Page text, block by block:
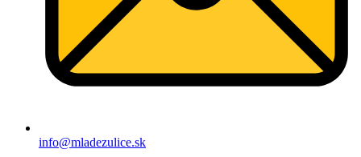
info@mladezulice.sk